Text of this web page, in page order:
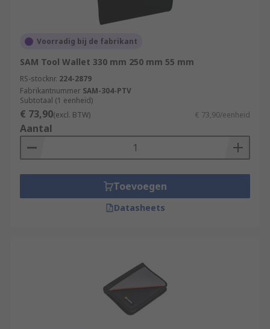
Voorradig bij de fabrikant
SAM Tool Wallet 330 mm 250 mm 55 mm
RS-stocknr. 224-2879
Fabrikantnummer SAM-304-PTV
Subtotaal (1 eenheid)
€ 73,90(excl. BTW) € 73,90/eenheid
Aantal
Toevoegen
Datasheets